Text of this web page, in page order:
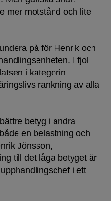
mer motstånd och lite
på för Henrik och
I fjol
i kategorin
rankning av alla
betyg i andra
en belastning och
Jönsson,
till det låga betyget är
i ett